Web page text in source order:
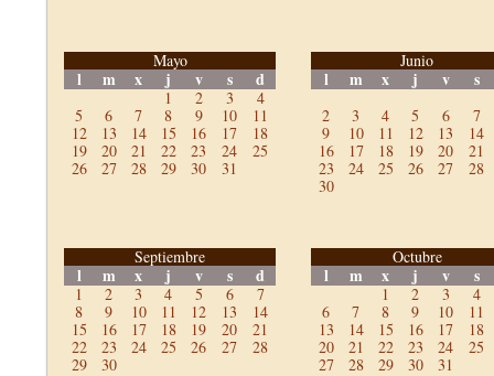
Mayo
l m x j v s d
1 2 3
4
5
6 7 8 9 10
11
12
13 14 15 16 17
18
19
20 21 22 23 24
25
26
27 28 29 30 31
Junio
l m x j v s
2 3 4 5 6
7
9
10 11 12 13
14
16
17 18 19 20
21
23
24 25 26 27
28
30
Septiembre
l m x j v s d
1 2 3 4 5 6
7
8
9 10 11 12 13
14
15
16 17 18 19 20
21
22
23 24 25 26 27
28
29
30
Octubre
l m x j v s
1 2 3
4
6
7 8 9 10
11
13
14 15 16 17
18
20
21 22 23 24
25
27
28 29 30 31